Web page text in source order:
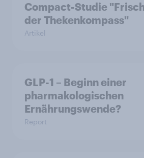
Compact-Studie
der Thekenkompass"
Artikel
GLP-1 – Beginn einer
pharmakologischen
Ernährungswende?
Report